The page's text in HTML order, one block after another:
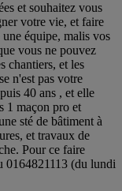
et souhaitez vous
votre vie, et faire
équipe, malis vos
vous ne pouvez
chantiers, et les
n'est pas votre
40 ans , et elle
1 maçon pro et
sté de bâtiment à
et travaux de
Pour ce faire
0164821113 (du lundi